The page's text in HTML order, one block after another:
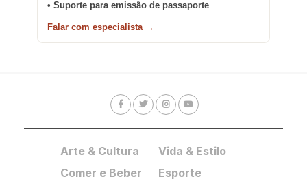
• Suporte para emissão de passaporte
Falar com especialista →
Arte & Cultura
Comer e Beber
Vida & Estilo
Esporte